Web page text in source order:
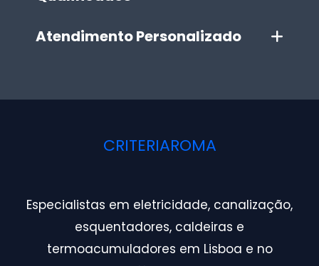
Atendimento Personalizado
CRITERIAROMA
Especialistas em eletricidade, canalização,
esquentadores, caldeiras e
termoacumuladores em Lisboa e no